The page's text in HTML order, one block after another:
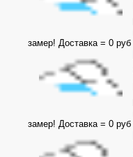
замер! Доставка = 0 руб
замер! Доставка = 0 руб